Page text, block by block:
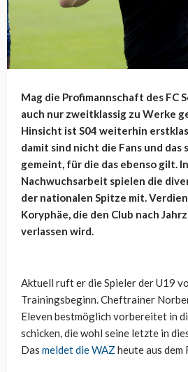
Mag die Profimannschaft des FC
auch nur zweitklassig zu Werke
Hinsicht ist S04 weiterhin
damit sind nicht die Fans und das
gemeint, für die das ebenso gilt.
Nachwuchsarbeit spielen die
der nationalen Spitze mit.
Koryphäe, die den Club nach
verlassen wird.
Aktuell ruft er die Spieler der U19
Trainingsbeginn. Cheftrainer
Eleven bestmöglich vorbereitet in
schicken, die wohl seine letzte in
Das meldet die WAZ heute aus dem